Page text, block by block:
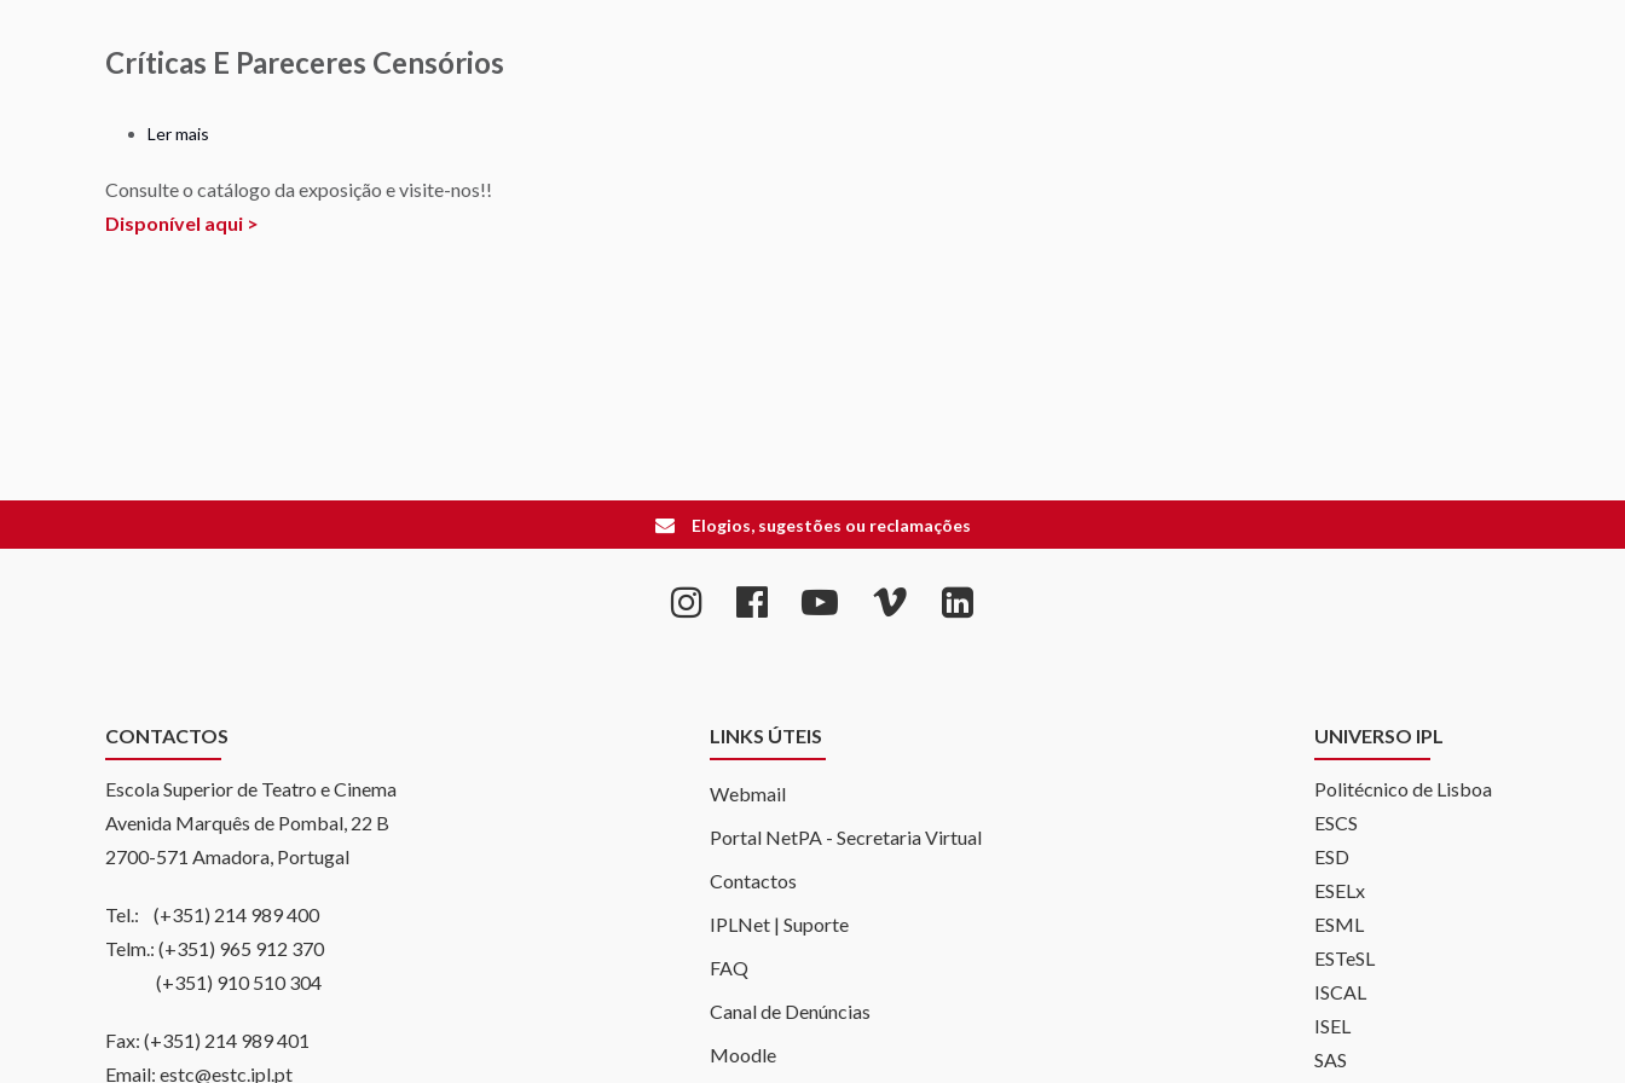
Críticas E Pareceres Censórios
Ler mais
e
pareceres
Consulte o catálogo da exposição e visite-nos!!
Disponível aqui >
Elogios, sugestões ou reclamações
CONTACTOS
Escola Superior de Teatro e Cinema
Avenida Marquês de Pombal, 22 B
2700-571 Amadora, Portugal
Tel.: (+351) 214 989 400
Telm.: (+351) 965 912 370
(+351) 910 510 304
Fax: (+351) 214 989 401
Email: estc@estc.ipl.pt
LINKS ÚTEIS
Webmail
Portal NetPA - Secretaria Virtual
Contactos
IPLNet | Suporte
FAQ
Canal de Denúncias
Moodle
UNIVERSO IPL
Politécnico de Lisboa
ESCS
ESD
ESELx
ESML
ESTeSL
ISCAL
ISEL
SAS